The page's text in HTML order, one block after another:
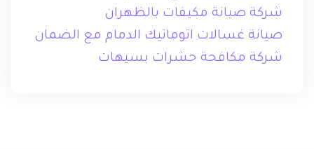
شركة صيانة مكيفات بالظهران
صيانة غسالات اتوماتيك الدمام مع الضمان
شركة مكافحة حشرات بسيهات